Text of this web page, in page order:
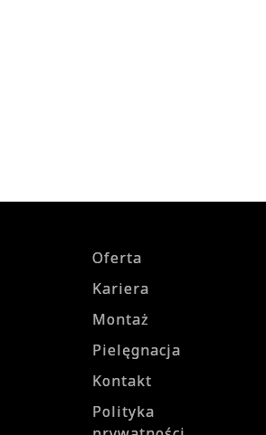
Oferta
Kariera
Montaż
Pielęgnacja
Kontakt
Polityka